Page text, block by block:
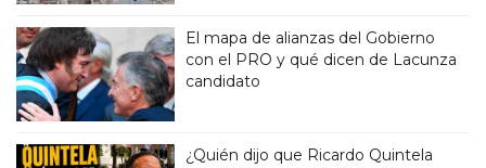
El mapa de alianzas del Gobierno
con el PRO y qué dicen de Lacunza
candidato
¿Quién dijo que Ricardo Quintela